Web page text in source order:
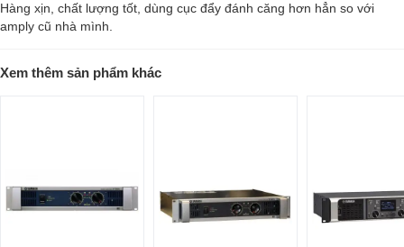
được đánh giá cao.
Hàng xịn, chất lượng tốt, dùng cục đẩy đánh căng hơn hẳn so với
amply cũ nhà mình.
Xem thêm sản phẩm khác